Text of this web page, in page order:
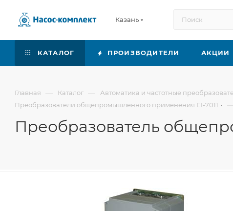
Казань
КАТАЛОГ ПРОИЗВОДИТЕЛИ АКЦИИ
Главная — Каталог — Автоматика и частотные
Преобразователи общепромышленного применения EI-7011
Преобразователь